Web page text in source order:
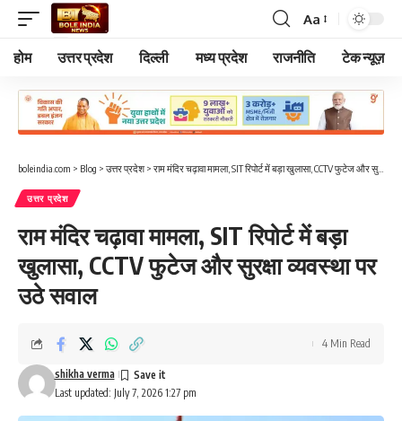
Font
Resizer
Aa
होम उत्तर प्रदेश दिल्ली मध्य प्रदेश राजनीति टेक न्यूज़
boleindia.com > Blog > उत्तर प्रदेश> राम मंदिर चढ़ावा मामला, SIT रिपोर्ट में बड़ा खुलासा, CCTV फुटेज और सुरक्षा व्यवस्था पर उठे सवाल
उत्तर प्रदेश
राम मंदिर चढ़ावा मामला, SIT रिपोर्ट में बड़ा
खुलासा, CCTV फुटेज और सुरक्षा व्यवस्था पर
उठे सवाल
Last updated: July 7, 2026 1:27 pm
shikha verma
4 Min Read